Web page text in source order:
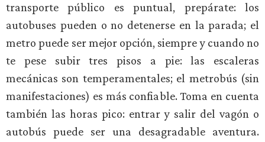
transporte público es puntual, prepárate: los
autobuses pueden o no detenerse en la parada; el
metro puede ser mejor opción, siempre y cuando no
te pese subir tres pisos a pie: las escaleras
mecánicas son temperamentales; el metrobús (sin
manifestaciones) es más confiable. Toma en cuenta
también las horas pico: entrar y salir del vagón o
autobús puede ser una desagradable aventura.